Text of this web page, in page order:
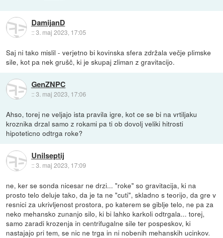
DamijanD
::3. maj 2023, 17:05
Saj ni tako mislil - verjetno bi kovinska sfera zdržala večje plimske
sile, kot pa nek grušč, ki je skupaj zliman z gravitacijo.
GenZNPC
::3. maj 2023, 17:06
Ahso, torej ne veljajo ista pravila igre, kot ce se bi na vrtiljaku
kroznika drzal samo z rokami pa ti ob dovolj veliki hitrosti
hipoteticno odtrga roke?
Unilseptij
::3. maj 2023, 17:09
ne, ker se sonda nicesar ne drzi... "roke" so gravitacija, ki na
prosto telo deluje tako, da je ta ne "cuti", skladno s teorijo, da gre v
resnici za ukrivljenost prostora, po katerem se giblje telo, ne pa za
neko mehansko zunanjo silo, ki bi lahko karkoli odtrgala... torej,
samo zaradi krozenja in centrifugalne sile ter pospeskov, ki
nastajajo pri tem, se nic ne trga in ni nobenih mehanskih ucinkov.